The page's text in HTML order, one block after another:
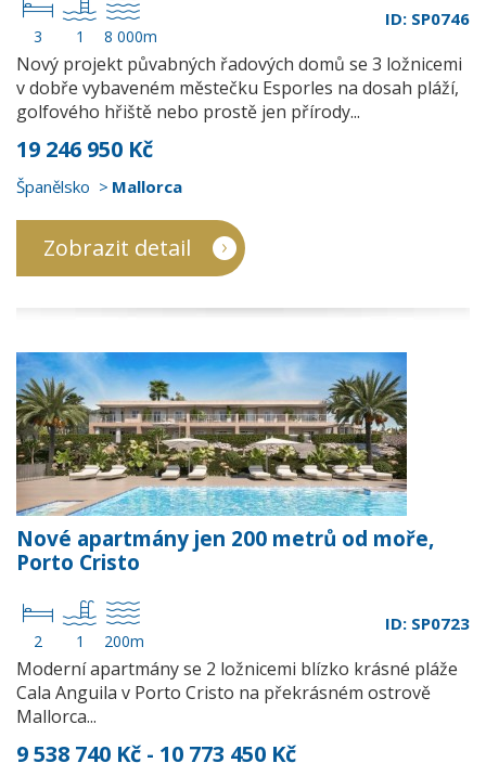
3 1 8 000m
ID: SP0746
Nový projekt půvabných řadových domů se 3 ložnicemi
v dobře vybaveném městečku Esporles na dosah pláží,
golfového hřiště nebo prostě jen přírody...
19 246 950 Kč
Španělsko Mallorca
Zobrazit detail
Nové apartmány jen 200 metrů od moře,
Porto Cristo
2 1 200m
ID: SP0723
Moderní apartmány se 2 ložnicemi blízko krásné pláže
Cala Anguila v Porto Cristo na překrásném ostrově
Mallorca...
9 538 740 Kč - 10 773 450 Kč